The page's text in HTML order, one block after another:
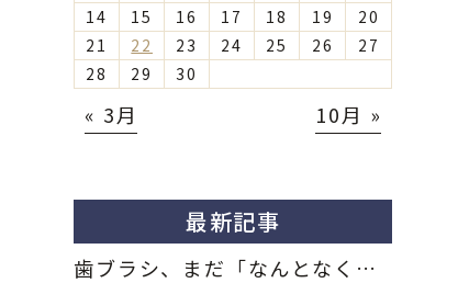
14
15 16 17 18 19
20
21
22 23 24 25 26
27
28
29 30
« 3月 10月 »
最新記事
歯ブラシ、まだ「なんとなく」選んでいませんか？｜大府市のおかだ歯科・矯正歯科クリニック